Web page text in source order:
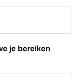
je bereiken